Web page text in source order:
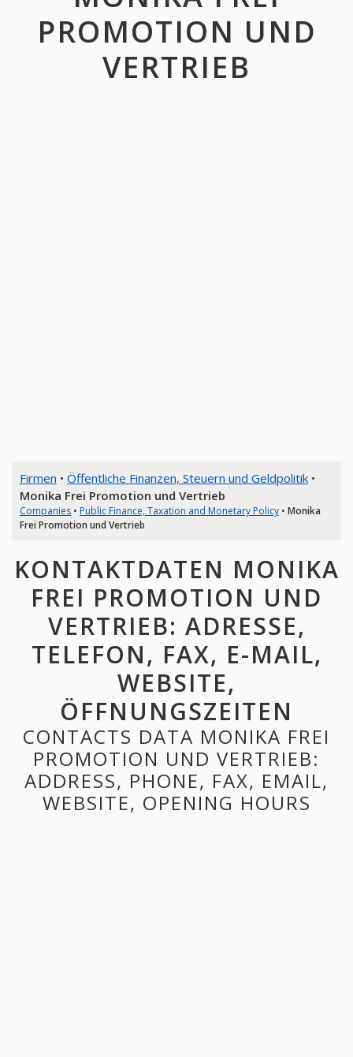
PROMOTION UND
VERTRIEB
Firmen • Öffentliche Finanzen, Steuern und Geldpolitik•
Monika Frei Promotion und Vertrieb
Companies• Public Finance, Taxation and Monetary Policy• Monika
Frei Promotion und Vertrieb
KONTAKTDATEN MONIKA
FREI PROMOTION UND
VERTRIEB: ADRESSE,
TELEFON, FAX, E-MAIL,
WEBSITE,
ÖFFNUNGSZEITEN
CONTACTS DATA MONIKA FREI
PROMOTION UND VERTRIEB:
ADDRESS, PHONE, FAX, EMAIL,
WEBSITE, OPENING HOURS